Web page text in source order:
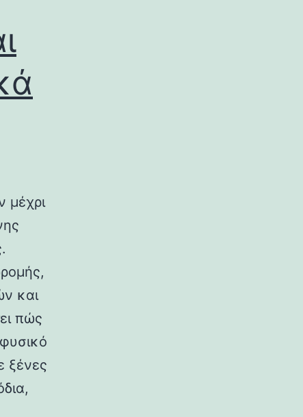
μέχρι
και
πώς
ξένες